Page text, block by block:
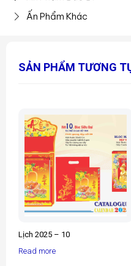
Ấn Phẩm Khác
SẢN PHẨM TƯƠNG
Lịch 2025 – 10
Read more